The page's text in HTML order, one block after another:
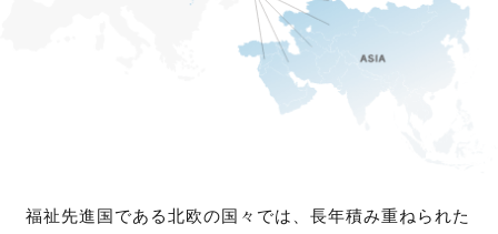
福祉先進国である北欧の国々では、長年積み重ねられた